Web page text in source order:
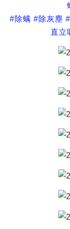
#除螨 #除灰塵
直立